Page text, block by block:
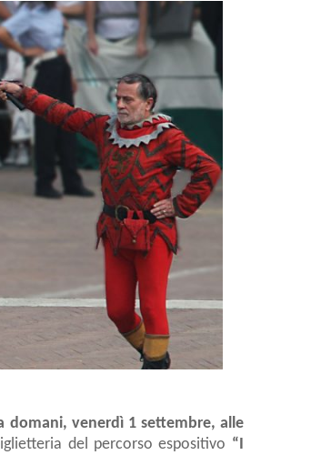
domani, venerdì 1 settembre, alle
del percorso espositivo “I